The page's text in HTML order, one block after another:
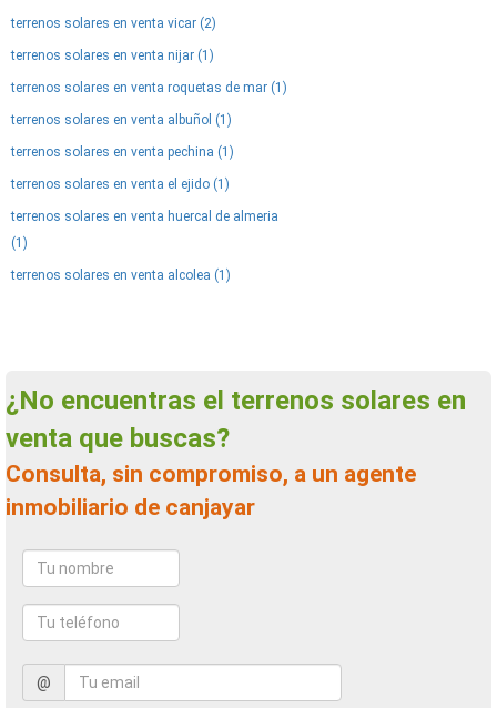
terrenos solares en venta vicar (2)
terrenos solares en venta nijar (1)
terrenos solares en venta roquetas de mar (1)
terrenos solares en venta albuñol (1)
terrenos solares en venta pechina (1)
terrenos solares en venta el ejido (1)
terrenos solares en venta huercal de almeria
(1)
terrenos solares en venta alcolea (1)
¿No encuentras el terrenos solares en
venta que buscas?
Consulta, sin compromiso, a un agente
inmobiliario de canjayar
@